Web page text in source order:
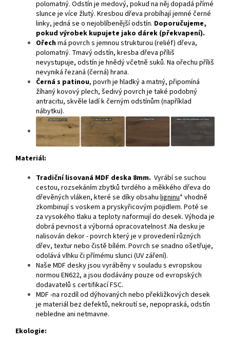
polomatný. Odstín je medový, pokud na něj dopadá přímé
slunce je více žlutý. Kresbou dřeva probíhají jemné černé
linky, jedná se o nejoblíbenější odstín. Doporučujeme,
pokud výrobek kupujete jako dárek (překvapení).
Ořechmá povrch s jemnou strukturou (reliéf) dřeva,
polomatný. Tmavý odstín, kresba dřeva příliš
nevystupuje, odstín je hnědý včetně suků. Na ořechu příliš
nevyniká řezaná (černá) hrana.
Černá s patinou, povrh je hladký a matný, připomíná
žíhaný kovový plech, šedivý povrch je také podobný
antracitu, skvěle ladí k černým odstínům (například
nábytku).
Materiál:
Tradiční lisovaná MDF deska 8mm. Vyrábí se suchou
cestou, rozsekáním zbytků tvrdého a měkkého dřeva do
dřevěných vláken, které se díky obsahu ligninu* vhodně
zkombinují s voskem a pryskyřicovým pojidlem. Poté se
za vysokého tlaku a teploty naformují do desek. Výhoda je
dobrá pevnost a výborná opracovatelnost .Na desku je
nalisován dekor - povrch který je v provedení různých
dřev, textur nebo čistě bílém. Povrch se snadno ošetřuje,
odolává vlhku či přímému slunci (UV záření).
Naše MDF desky jsou vyráběny v souladu s evropskou
normou EN622, a jsou dodávány pouze od evropských
dodavatelů s certifikací FSC.
MDF -na rozdíl od dýhovaných nebo překližkových desek
je materiál bez defektů, nekroutí se, nepopraská, odstín
nebledne ani netmavne.
Ekologie: